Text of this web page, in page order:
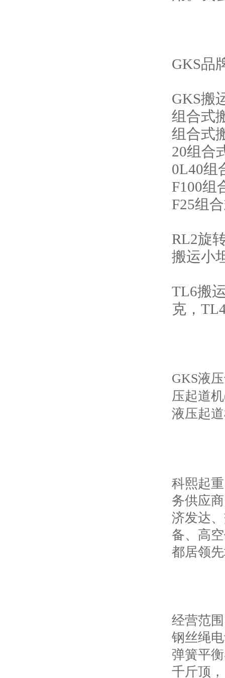
GKS品
GKS搬
组合式
组合式
20组合
0L40组
F100组
F25组
RL2旋
搬运小
TL6搬
克，
GKS液
压起道机
液压起
科熙起重
务供应
济发达
备、高
都居领
经营范
钢丝绳
弹簧平
千斤顶